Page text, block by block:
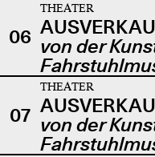
06
THEATER
von der
07
THEATER
von der